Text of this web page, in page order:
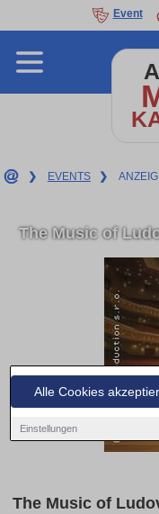
Alle Cookies
Einstellungen
Event
❯ EVENTS ❯
The Music of
The Music of